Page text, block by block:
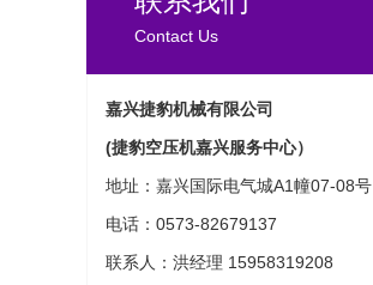
Contact Us
嘉兴捷豹机械有限公司
(捷豹空压机嘉兴服务中心）
地址：嘉兴国际电气城A1幢07-08号
电话：0573-82679137
联系人：洪经理 15958319208